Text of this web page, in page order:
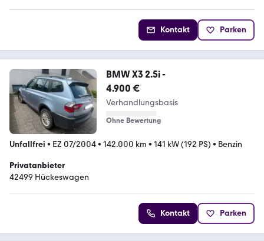
Kontakt Parken
BMW X3 2.5i -
4.900 €
Verhandlungsbasis
Ohne Bewertung
Unfallfrei • EZ 07/2004• 142.000 km • 141 kW (192 PS) • Benzin
Privatanbieter
42499 Hückeswagen
Kontakt Parken